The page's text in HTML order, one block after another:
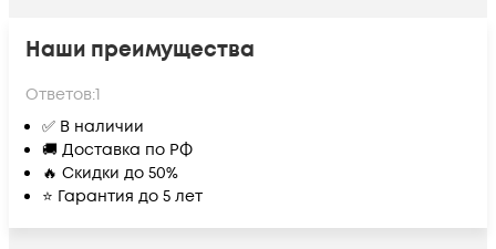
Наши преимущества
Ответов:1
✅ В наличии
🚚 Доставка по РФ
🔥 Скидки до 50%
⭐ Гарантия до 5 лет